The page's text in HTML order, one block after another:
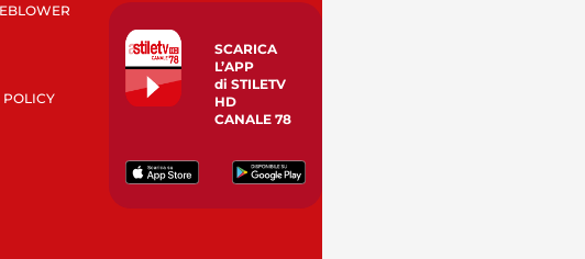
SCARICA
L’APP
di STILETV
HD
CANALE 78